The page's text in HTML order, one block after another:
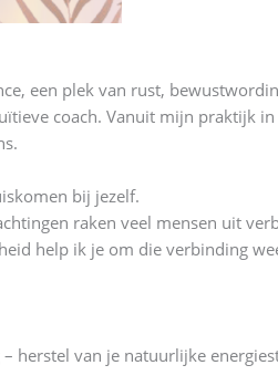
een plek van rust,
coach. Vanuit mijn
bij jezelf.
raken veel mensen uit
help ik je om die verbinding
herstel van je natuurlijke